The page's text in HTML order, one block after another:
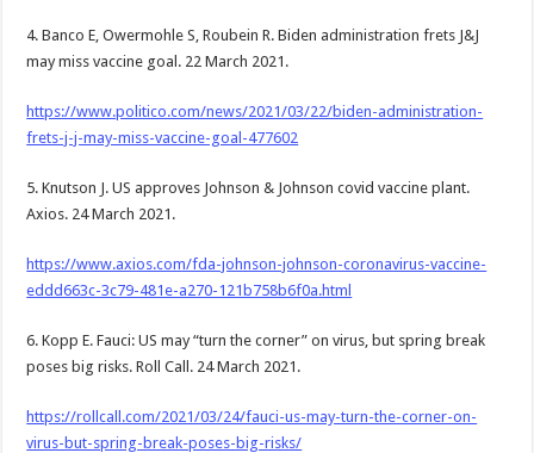
4. Banco E, Owermohle S, Roubein R. Biden administration frets J&J
may miss vaccine goal. 22 March 2021.
https://www.politico.com/news/2021/03/22/biden-administration-
frets-j-j-may-miss-vaccine-goal-477602
5. Knutson J. US approves Johnson & Johnson covid vaccine plant.
Axios. 24 March 2021.
https://www.axios.com/fda-johnson-johnson-coronavirus-vaccine-
eddd663c-3c79-481e-a270-121b758b6f0a.html
6. Kopp E. Fauci: US may “turn the corner” on virus, but spring break
poses big risks. Roll Call. 24 March 2021.
https://rollcall.com/2021/03/24/fauci-us-may-turn-the-corner-on-
virus-but-spring-break-poses-big-risks/